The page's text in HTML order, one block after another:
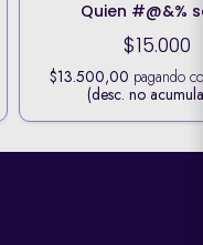
Quien #@&%
$15.000
$13.500,00 pagando
(desc. no